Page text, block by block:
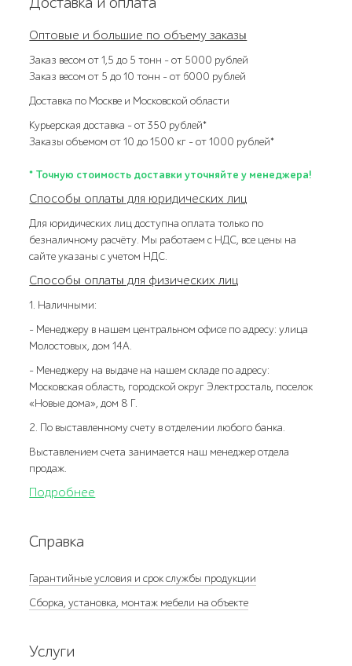
Оптовые и большие по объему заказы
Заказ весом от 1,5 до 5 тонн – от 5000 рублей
Заказ весом от 5 до 10 тонн – от 6000 рублей
Доставка по Москве и Московской области
Курьерская доставка – от 350 рублей*
Заказы объемом от 10 до 1500 кг – от 1000 рублей*
* Точную стоимость доставки уточняйте у менеджера!
Способы оплаты для юридических лиц
Для юридических лиц доступна оплата только по
безналичному расчёту. Мы работаем с НДС, все цены на
сайте указаны с учетом НДС.
Способы оплаты для физических лиц
1. Наличными:
- Менеджеру в нашем центральном офисе по адресу: улица
Молостовых, дом 14А.
- Менеджеру на выдаче на нашем складе по адресу:
Московская область, городской округ Электросталь, поселок
«Новые дома», дом 8 Г.
2. По выставленному счету в отделении любого банка.
Выставлением счета занимается наш менеджер отдела
продаж.
Подробнее
Справка
Гарантийные условия и срок службы продукции
Сборка, установка, монтаж мебели на объекте
Услуги